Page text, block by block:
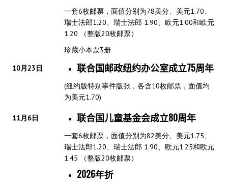
一套6枚邮票，面值分别为78美分、美元1.70、
瑞士法郎1.20、瑞士法郎 1.90、欧元1.00和欧元
1.20 （整版20枚邮票）
珍藏小本票3册
10月23日
联合国邮政纽约办公室成立75周年
(纽约版特别事件版张，各含10枚邮票，面值均
为美元1.70)
11月6日 联合国儿童基金会成立80周年
一套6枚邮票，面值分别为82美分、美元1.75、
瑞士法郎1.20、瑞士法郎 1.90、欧元1.25和欧元
1.45 （整版20枚邮票）
2026年折